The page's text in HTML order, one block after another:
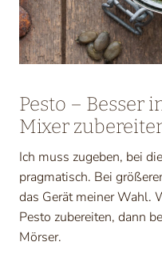
Pesto – Besser
Mixer
Ich muss zugeben, bei
pragmatisch. Bei
das Gerät meiner Wahl.
Pesto zubereiten, dann
Mörser.